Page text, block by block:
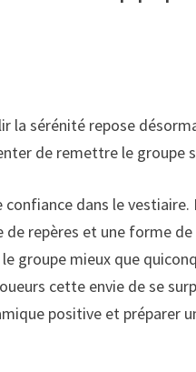
la sérénité repose
de remettre le groupe
dans le vestiaire.
repères et une forme de
groupe mieux que
cette envie de se
positive et préparer